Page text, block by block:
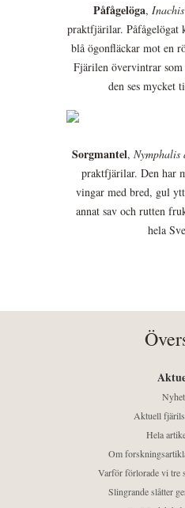
Påfågelöga,
praktfjärilar. Påfågelögat
blå ögonfläckar mot en
Fjärilen övervintrar
den ses mycket
Sorgmantel, Nymphalis
praktfjärilar. Den har
vingar med bred, gul
annat sav och rutten
hela
Aktuell
Hela
Om
Varför förlorade vi tre
Slingrande slåtter